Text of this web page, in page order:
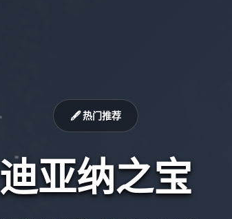
🖋️ 热门推荐
迪亚纳之宝